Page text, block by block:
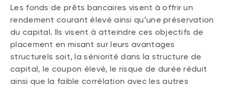
Les fonds de prêts bancaires visent à offrir un
rendement courant élevé ainsi qu’une préservation
du capital. Ils visent à atteindre ces objectifs de
placement en misant sur leurs avantages
structurels soit, la séniorité dans la structure de
capital, le coupon élevé, le risque de durée réduit
ainsi que la faible corrélation avec les autres